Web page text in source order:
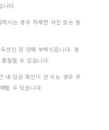
니다.
시는 경우 자세한 사진 또는 동
선인 점 양해 부탁드립니다. 경
절될 수 있습니다.
내 입금 확인이 안 되는 경우 주
될 수 있습니다.